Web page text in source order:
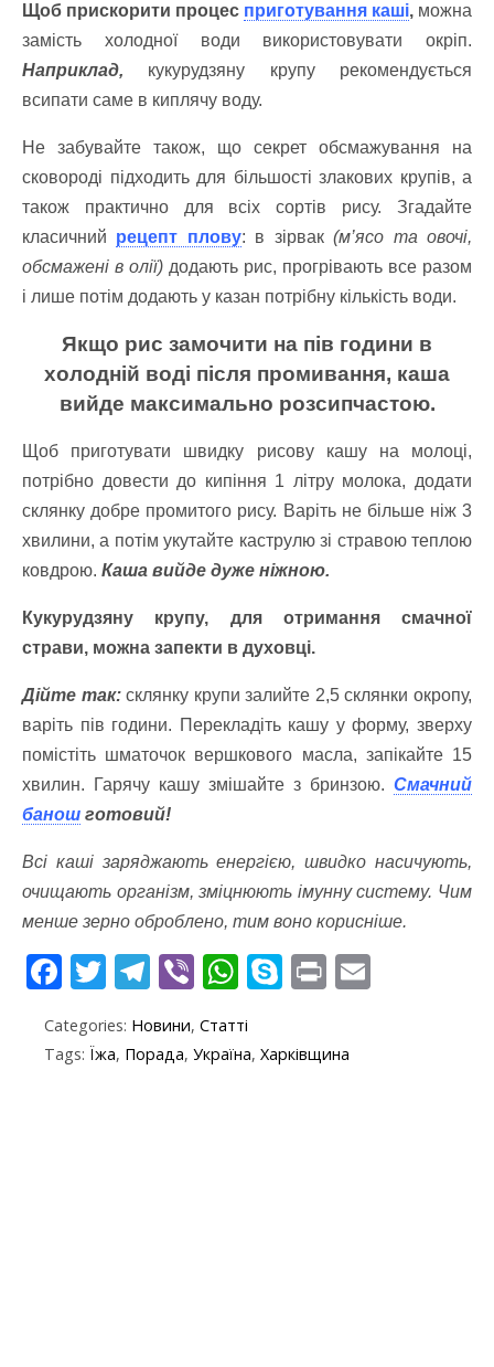
Щоб прискорити процес приготування каші, можна
замість холодної води використовувати окріп.
Наприклад, кукурудзяну крупу рекомендується
всипати саме в киплячу воду.
Не забувайте також, що секрет обсмажування на
сковороді підходить для більшості злакових крупів, а
також практично для всіх сортів рису. Згадайте
класичний рецепт плову: в зірвак(м’ясо та овочі,
обсмажені в олії) додають рис, прогрівають все разом
і лише потім додають у казан потрібну кількість води.
Якщо рис замочити на пів години в
холодній воді після промивання, каша
вийде максимально розсипчастою.
Щоб приготувати швидку рисову кашу на молоці,
потрібно довести до кипіння 1 літру молока, додати
склянку добре промитого рису. Варіть не більше ніж 3
хвилини, а потім укутайте каструлю зі стравою теплою
ковдрою. Каша вийде дуже ніжною.
Кукурудзяну крупу, для отримання смачної
страви, можна запекти в духовці.
Дійте так:склянку крупи залийте 2,5 склянки окропу,
варіть пів години. Перекладіть кашу у форму, зверху
помістіть шматочок вершкового масла, запікайте 15
хвилин. Гарячу кашу змішайте з бринзою. Смачний
банош готовий!
Всі каші заряджають енергією, швидко насичують,
очищають організм, зміцнюють імунну систему. Чим
менше зерно оброблено, тим воно корисніше.
F
e
b
T
itt
er
T
e
gr
Vi
er
W
at
s
S
y
Pr
t
Categories: Новини, Статті
Tags: Їжа, Порада, Україна, Харківщина